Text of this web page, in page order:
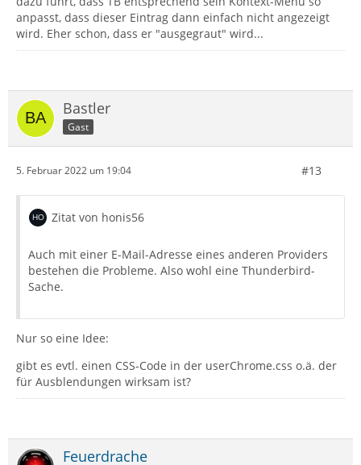
anpasst, dass dieser Eintrag dann einfach nicht angezeigt
wird. Eher schon, dass er "ausgegraut" wird...
Bastler
Gast
5. Februar 2022 um 19:04 #13
Zitat von honis56
Auch mit einer E-Mail-Adresse eines anderen Providers
bestehen die Probleme. Also wohl eine Thunderbird-
Sache.
Nur so eine Idee:
gibt es evtl. einen CSS-Code in der userChrome.css o.ä. der
für Ausblendungen wirksam ist?
Feuerdrache